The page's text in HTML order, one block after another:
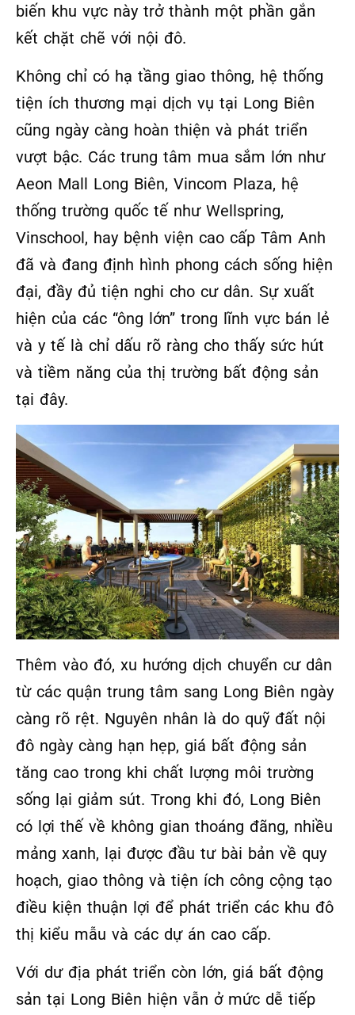
biến khu vực này trở thành một phần gắn
kết chặt chẽ với nội đô.
Không chỉ có hạ tầng giao thông, hệ thống
tiện ích thương mại dịch vụ tại Long Biên
cũng ngày càng hoàn thiện và phát triển
vượt bậc. Các trung tâm mua sắm lớn như
Aeon Mall Long Biên, Vincom Plaza, hệ
thống trường quốc tế như Wellspring,
Vinschool, hay bệnh viện cao cấp Tâm Anh
đã và đang định hình phong cách sống hiện
đại, đầy đủ tiện nghi cho cư dân. Sự xuất
hiện của các “ông lớn” trong lĩnh vực bán lẻ
và y tế là chỉ dấu rõ ràng cho thấy sức hút
và tiềm năng của thị trường bất động sản
tại đây.
Thêm vào đó, xu hướng dịch chuyển cư dân
từ các quận trung tâm sang Long Biên ngày
càng rõ rệt. Nguyên nhân là do quỹ đất nội
đô ngày càng hạn hẹp, giá bất động sản
tăng cao trong khi chất lượng môi trường
sống lại giảm sút. Trong khi đó, Long Biên
có lợi thế về không gian thoáng đãng, nhiều
mảng xanh, lại được đầu tư bài bản về quy
hoạch, giao thông và tiện ích công cộng tạo
điều kiện thuận lợi để phát triển các khu đô
thị kiểu mẫu và các dự án cao cấp.
Với dư địa phát triển còn lớn, giá bất động
sản tại Long Biên hiện vẫn ở mức dễ tiếp